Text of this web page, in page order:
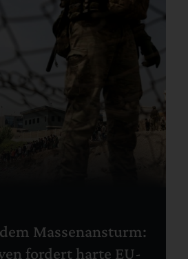
Massenansturm:
fordert harte EU-